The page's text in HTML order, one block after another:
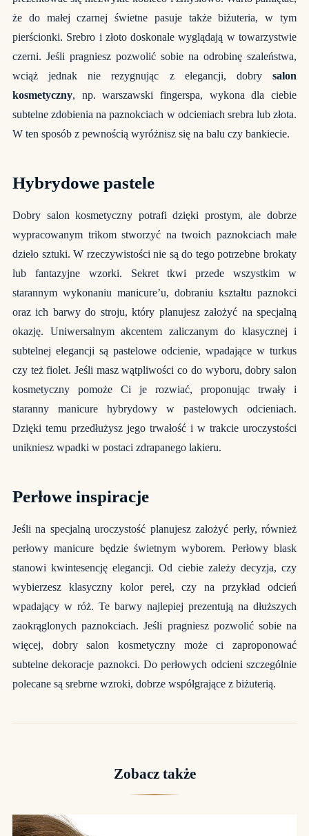
że do małej czarnej świetne pasuje także biżuteria, w tym
pierścionki. Srebro i złoto doskonale wyglądają w towarzystwie
czerni. Jeśli pragniesz pozwolić sobie na odrobinę szaleństwa,
wciąż jednak nie rezygnując z elegancji, dobry salon
kosmetyczny, np. warszawski fingerspa, wykona dla ciebie
subtelne zdobienia na paznokciach w odcieniach srebra lub złota.
W ten sposób z pewnością wyróżnisz się na balu czy bankiecie.
Hybrydowe pastele
Dobry salon kosmetyczny potrafi dzięki prostym, ale dobrze
wypracowanym trikom stworzyć na twoich paznokciach małe
dzieło sztuki. W rzeczywistości nie są do tego potrzebne brokaty
lub fantazyjne wzorki. Sekret tkwi przede wszystkim w
starannym wykonaniu manicure’u, dobraniu kształtu paznokci
oraz ich barwy do stroju, który planujesz założyć na specjalną
okazję. Uniwersalnym akcentem zaliczanym do klasycznej i
subtelnej elegancji są pastelowe odcienie, wpadające w turkus
czy też fiolet. Jeśli masz wątpliwości co do wyboru, dobry salon
kosmetyczny pomoże Ci je rozwiać, proponując trwały i
staranny manicure hybrydowy w pastelowych odcieniach.
Dzięki temu przedłużysz jego trwałość i w trakcie uroczystości
unikniesz wpadki w postaci zdrapanego lakieru.
Perłowe inspiracje
Jeśli na specjalną uroczystość planujesz założyć perły, również
perłowy manicure będzie świetnym wyborem. Perłowy blask
stanowi kwintesencję elegancji. Od ciebie zależy decyzja, czy
wybierzesz klasyczny kolor pereł, czy na przykład odcień
wpadający w róż. Te barwy najlepiej prezentują na dłuższych
zaokrąglonych paznokciach. Jeśli pragniesz pozwolić sobie na
więcej, dobry salon kosmetyczny może ci zaproponować
subtelne dekoracje paznokci. Do perłowych odcieni szczególnie
polecane są srebrne wzroki, dobrze współgrające z biżuterią.
Zobacz także